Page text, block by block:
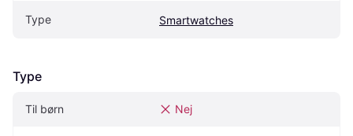
Type Smartwatches
Type
Til børn Nej